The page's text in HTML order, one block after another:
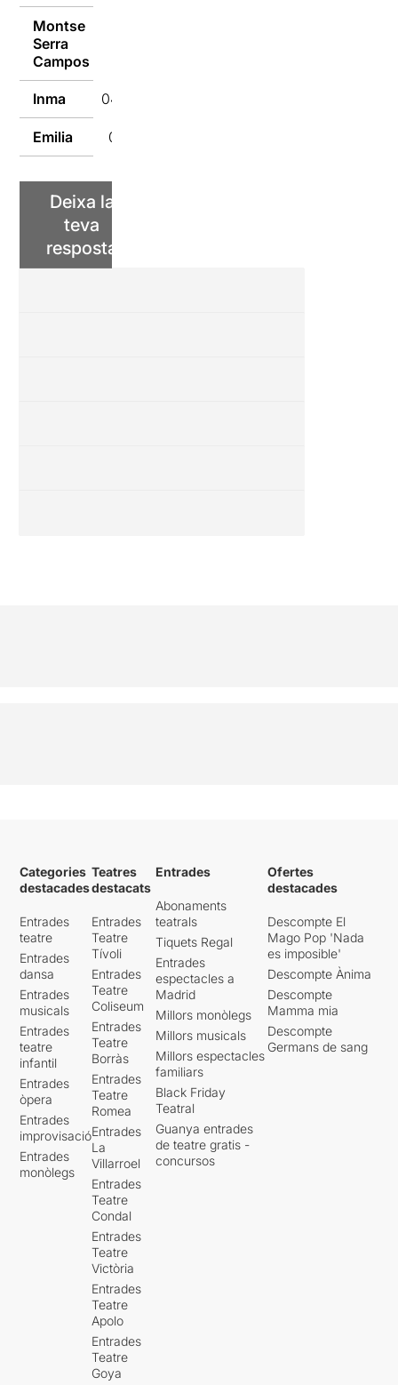
Montse
Serra
Campos
Inma 04/04/2022
Emilia 04/04/2022
Deixa la
teva
resposta
Categories
destacades
Entrades
teatre
Entrades
dansa
Entrades
musicals
Entrades
teatre
infantil
Entrades
òpera
Entrades
improvisació
Entrades
monòlegs
Teatres
destacats
Entrades
Teatre
Tívoli
Entrades
Teatre
Coliseum
Entrades
Teatre
Borràs
Entrades
Teatre
Romea
Entrades
La
Villarroel
Entrades
Teatre
Condal
Entrades
Teatre
Victòria
Entrades
Teatre
Apolo
Entrades
Teatre
Goya
Entrades
Abonaments
teatrals
Tiquets Regal
Entrades
espectacles a
Madrid
Millors monòlegs
Millors musicals
Millors espectacles
familiars
Black Friday
Teatral
Guanya entrades
de teatre gratis -
concursos
Ofertes
destacades
Descompte El
Mago Pop 'Nada
es imposible'
Descompte Ànima
Descompte
Mamma mia
Descompte
Germans de sang